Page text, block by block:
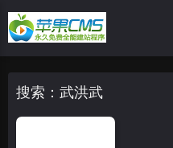
搜索：武洪武